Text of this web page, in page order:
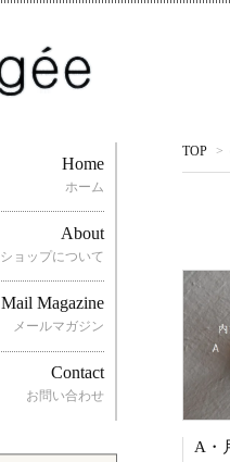
TOP >
A・
Home
ホーム
About
ショップについて
Mail Magazine
メールマガジン
Contact
お問い合わせ